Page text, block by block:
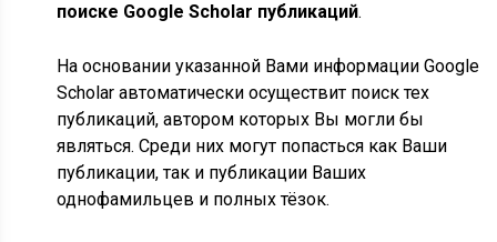
поиске Google Scholar публикаций.
На основании указанной Вами информации Google
Scholar автоматически осуществит поиск тех
публикаций, автором которых Вы могли бы
являться. Среди них могут попасться как Ваши
публикации, так и публикации Ваших
однофамильцев и полных тёзок.